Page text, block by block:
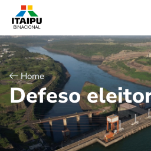
Home
Defeso eleito